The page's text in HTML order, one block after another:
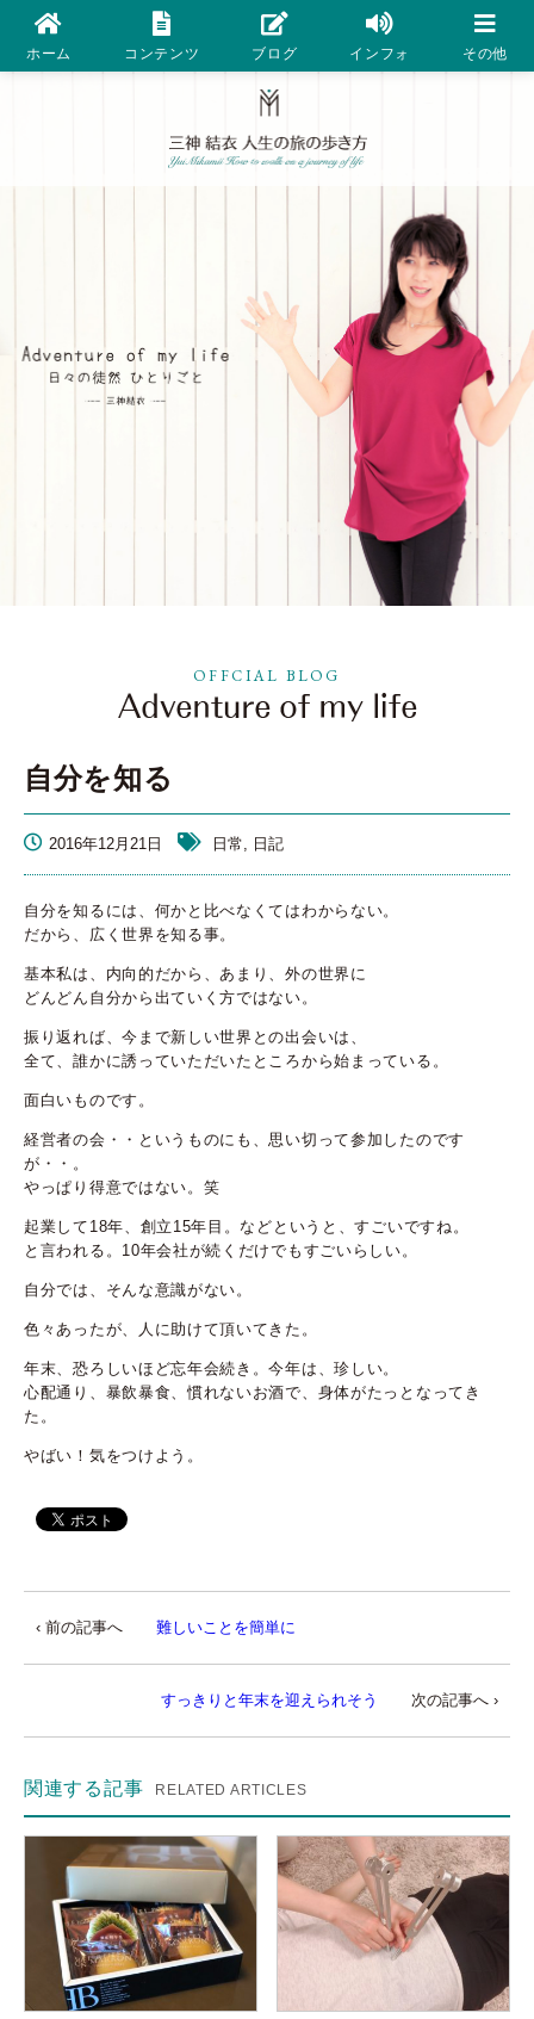
ホーム コンテンツ ブログ インフォ その他
OFFCIAL BLOG
自分を知る
2016年12月21日 日常, 日記
自分を知るには、何かと比べなくてはわからない。
だから、広く世界を知る事。
基本私は、内向的だから、あまり、外の世界に
どんどん自分から出ていく方ではない。
振り返れば、今まで新しい世界との出会いは、
全て、誰かに誘っていただいたところから始まっている。
面白いものです。
経営者の会・・というものにも、思い切って参加したのです
が・・。
やっぱり得意ではない。笑
起業して18年、創立15年目。などというと、すごいですね。
と言われる。10年会社が続くだけでもすごいらしい。
自分では、そんな意識がない。
色々あったが、人に助けて頂いてきた。
年末、恐ろしいほど忘年会続き。今年は、珍しい。
心配通り、暴飲暴食、慣れないお酒で、身体がたっとなってき
た。
やばい！気をつけよう。
‹ 前の記事へ 難しいことを簡単に
すっきりと年末を迎えられそう 次の記事へ ›
関連する記事 RELATED ARTICLES